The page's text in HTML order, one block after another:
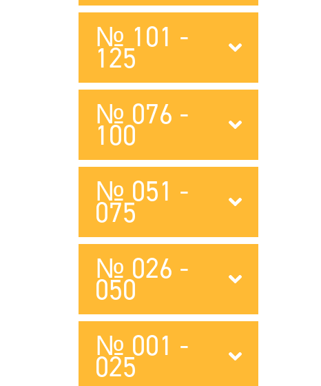
№ 001 -
025
№ 026 -
050
№ 051 -
075
№ 076 -
100
№ 101 -
125